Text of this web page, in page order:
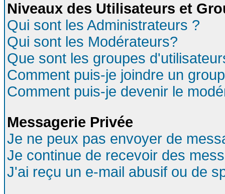
Niveaux des Utilisateurs et
Qui sont les Administrateurs ?
Qui sont les Modérateurs?
Que sont les groupes
Comment puis-je joindre un
Comment puis-je devenir le
Messagerie Privée
Je ne peux pas envoyer de
Je continue de recevoir des
J'ai reçu un e-mail abusif ou de